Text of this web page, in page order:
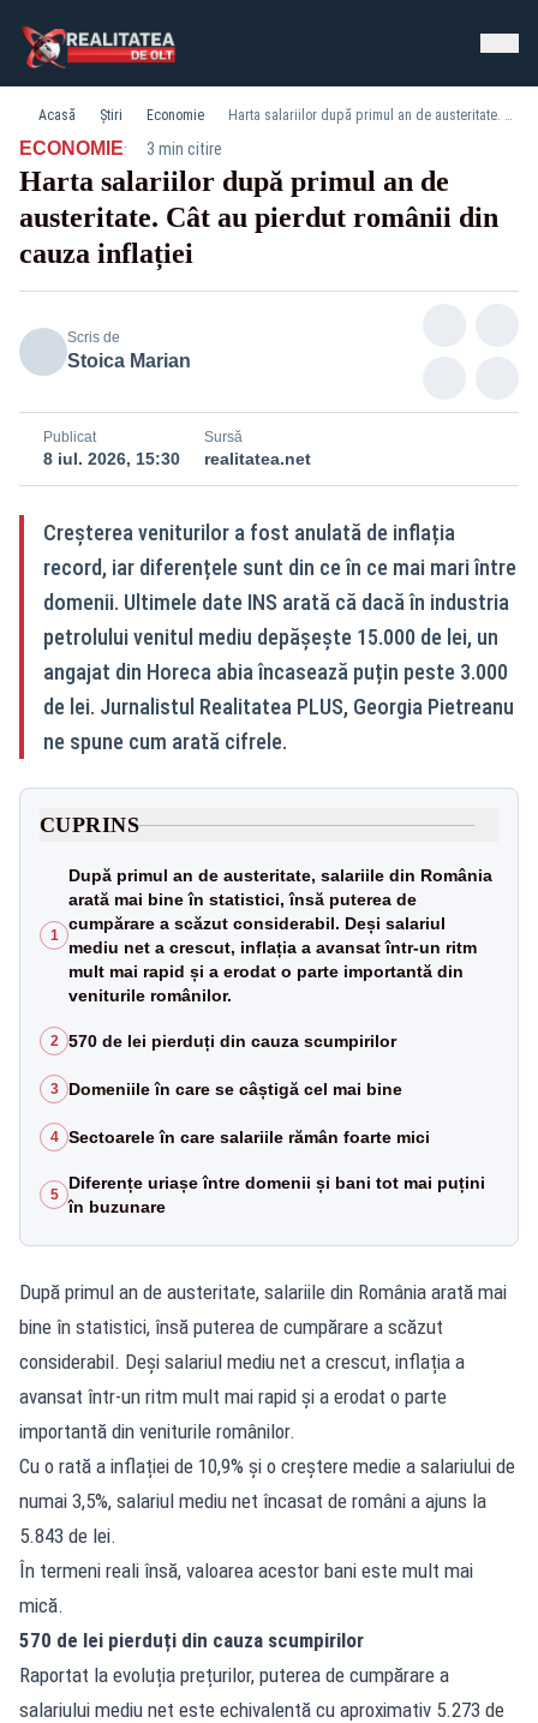
Acasă Știri Economie Harta salariilor după primul an de austeritate. Cât au pierdut românii din cauza inflației
ECONOMIE· 3 min citire
Harta salariilor după primul an de
austeritate. Cât au pierdut românii din
cauza inflației
Scris de
Stoica Marian
Publicat
8 iul. 2026, 15:30
Sursă
realitatea.net
Creșterea veniturilor a fost anulată de inflația
record, iar diferențele sunt din ce în ce mai mari între
domenii. Ultimele date INS arată că dacă în industria
petrolului venitul mediu depășește 15.000 de lei, un
angajat din Horeca abia încasează puțin peste 3.000
de lei. Jurnalistul Realitatea PLUS, Georgia Pietreanu
ne spune cum arată cifrele.
CUPRINS
1
După primul an de austeritate, salariile din România
arată mai bine în statistici, însă puterea de
cumpărare a scăzut considerabil. Deși salariul
mediu net a crescut, inflația a avansat într-un ritm
mult mai rapid și a erodat o parte importantă din
veniturile românilor.
2 570 de lei pierduți din cauza scumpirilor
3 Domeniile în care se câștigă cel mai bine
4 Sectoarele în care salariile rămân foarte mici
5
Diferențe uriașe între domenii și bani tot mai puțini
în buzunare
După primul an de austeritate, salariile din România arată mai
bine în statistici, însă puterea de cumpărare a scăzut
considerabil. Deși salariul mediu net a crescut, inflația a
avansat într-un ritm mult mai rapid și a erodat o parte
importantă din veniturile românilor.
Cu o rată a inflației de 10,9% și o creștere medie a salariului de
numai 3,5%, salariul mediu net încasat de români a ajuns la
5.843 de lei.
În termeni reali însă, valoarea acestor bani este mult mai
mică.
570 de lei pierduți din cauza scumpirilor
Raportat la evoluția prețurilor, puterea de cumpărare a
salariului mediu net este echivalentă cu aproximativ 5.273 de